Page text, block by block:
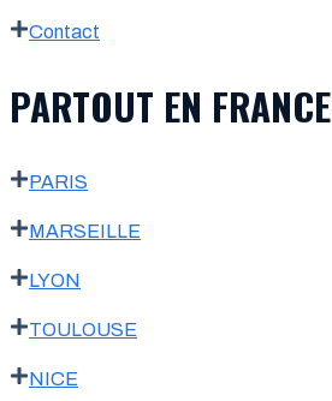
Contact
PARTOUT EN FRANCE
PARIS
MARSEILLE
LYON
TOULOUSE
NICE